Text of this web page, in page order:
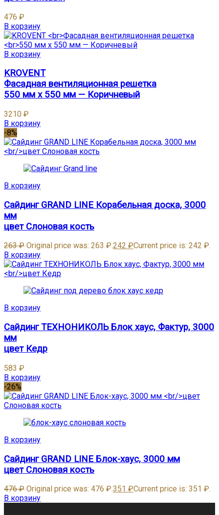
476 ₽
В корзину
В корзину
KROVENT
Фасадная вентиляционная решетка
550 мм х 550 мм — Коричневый
3210 ₽
В корзину
-8%
В корзину
Сайдинг GRAND LINE Корабельная доска, 3000
мм
цвет Слоновая кость
263₽ Original price was: 263 ₽.242 ₽Current price is: 242 ₽.
В корзину
В корзину
Сайдинг ТЕХНОНИКОЛЬ Блок хаус, Фактур, 3000
мм
цвет Кедр
583 ₽
В корзину
-26%
В корзину
Сайдинг GRAND LINE Блок-хаус, 3000 мм
цвет Слоновая кость
476₽ Original price was: 476 ₽.351 ₽Current price is: 351 ₽.
В корзину